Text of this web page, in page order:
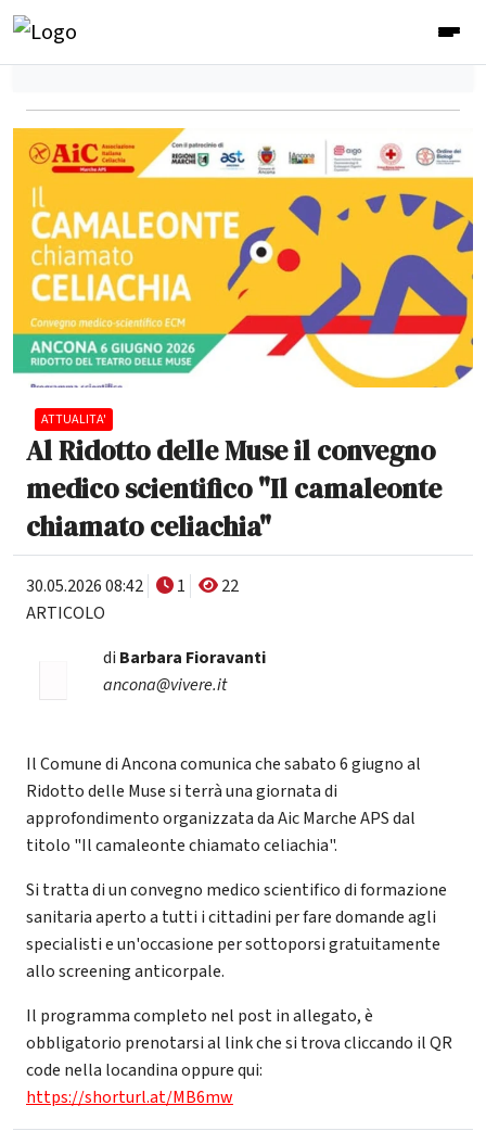
ATTUALITA'
Al Ridotto delle Muse il convegno
medico scientifico "Il camaleonte
chiamato celiachia"
30.05.2026 08:42 1
22
ARTICOLO
di Barbara Fioravanti
ancona@vivere.it
Il Comune di Ancona comunica che sabato 6 giugno al
Ridotto delle Muse si terrà una giornata di
approfondimento organizzata da Aic Marche APS dal
titolo "Il camaleonte chiamato celiachia".
Si tratta di un convegno medico scientifico di formazione
sanitaria aperto a tutti i cittadini per fare domande agli
specialisti e un'occasione per sottoporsi gratuitamente
allo screening anticorpale.
Il programma completo nel post in allegato, è
obbligatorio prenotarsi al link che si trova cliccando il QR
code nella locandina oppure qui:
https://shorturl.at/MB6mw